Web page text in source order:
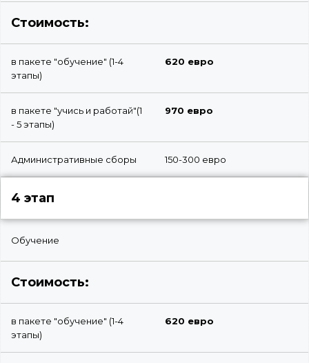
Стоимость:
в пакете "обучение" (1-4
этапы)
620 евро
в пакете "учись и работай"(1
- 5 этапы)
970 евро
Административные сборы 150-300 евро
4 этап
Обучение
Стоимость:
в пакете "обучение" (1-4
этапы)
620 евро